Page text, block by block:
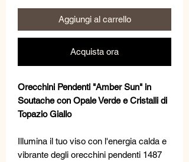
Aggiungi al carrello
Acquista ora
Orecchini Pendenti "Amber Sun" in
Soutache con Opale Verde e Cristalli di
Topazio Giallo
Illumina il tuo viso con l'energia calda e
vibrante degli orecchini pendenti 1487